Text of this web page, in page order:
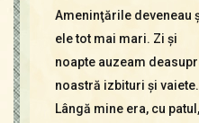
Ameninţările deveneau
ele tot mai mari. Zi şi
noapte auzeam
noastră izbituri şi
Lângă mine era, cu